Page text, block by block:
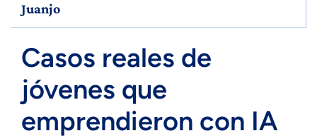
Juanjo
Casos reales de
jóvenes que
emprendieron con IA